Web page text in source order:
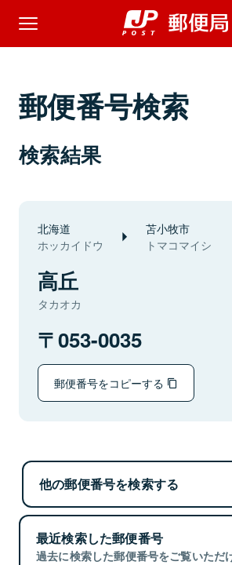
郵便番号検索
検索結果
北海道
ホッカイドウ
苫小牧市
トマコマイシ
高丘
タカオカ
053-0035
郵便番号をコピーする
他の郵便番号を検索する
最近検索した郵便番号
過去に検索した郵便番号をご覧いただ